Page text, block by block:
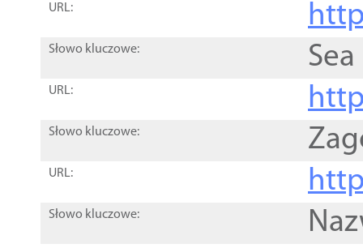
URL:
Słowo kluczowe:
URL:
Słowo kluczowe:
URL:
Słowo kluczowe: